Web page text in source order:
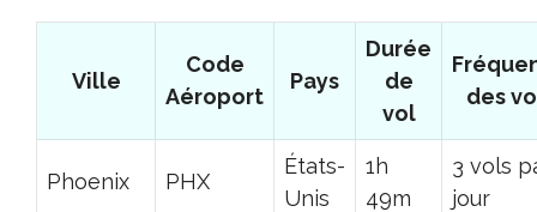
Ville
Code
Aéroport
Pays
Durée
de
vol
des
Phoenix PHX
États-
Unis
1h
49m
3 vols
jour